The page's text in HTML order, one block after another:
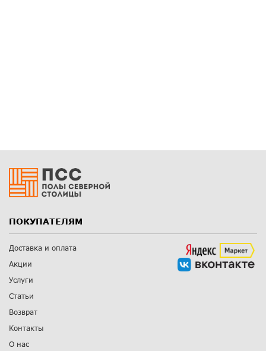
ПОКУПАТЕЛЯМ
Доставка и оплата
Акции
Услуги
Статьи
Возврат
Контакты
О нас